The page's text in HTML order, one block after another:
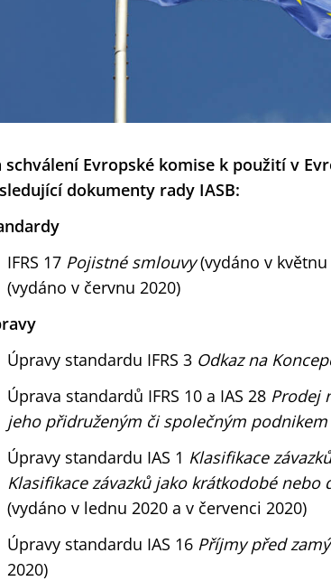
schválení Evropské komise k použití v
dokumenty rady IASB:
IFRS 17 Pojistné smlouvy(vydáno v květnu
(vydáno v červnu 2020)
Úpravy standardu IFRS 3 Odkaz na
Úprava standardů IFRS 10 a IAS 28 Prodej
jeho přidruženým či společným podnikem
Úpravy standardu IAS 1 Klasifikace
Klasifikace závazků jako krátkodobé
(vydáno v lednu 2020 a v červenci 2020)
Úpravy standardu IAS 16 Příjmy před
2020)